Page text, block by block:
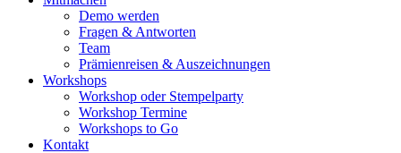
Demo werden
Fragen & Antworten
Team
Prämienreisen & Auszeichnungen
Workshops
Workshop oder Stempelparty
Workshop Termine
Workshops to Go
Kontakt